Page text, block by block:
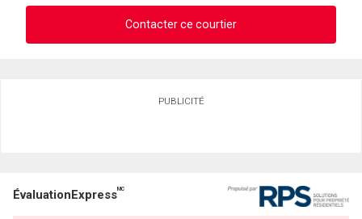
Contacter ce courtier
Téléphone
(Optionnel)
PUBLICITÉ
ÉvaluationExpressMC